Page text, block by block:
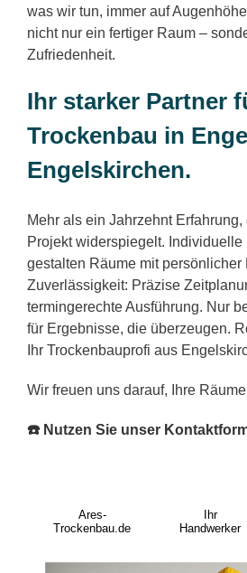
was wir tun, immer auf
nicht nur ein fertiger Raum –
Zufriedenheit.
Ihr starker Partner
Trockenbau in
Engelskirchen.
Mehr als ein Jahrzehnt
Projekt widerspiegelt. Individuelle
gestalten Räume mit persönlicher
Zuverlässigkeit: Präzise
termingerechte Ausführung. Nur
für Ergebnisse, die überzeugen.
Ihr Trockenbauprofi aus
Wir freuen uns darauf, Ihre
☎️ Nutzen Sie unser
Ares-
Trockenbau.de
Ihr
Handwerker